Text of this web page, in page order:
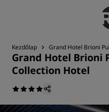
Kezdőlap Grand Hotel Brioni
Grand Hotel Brioni
Collection Hotel